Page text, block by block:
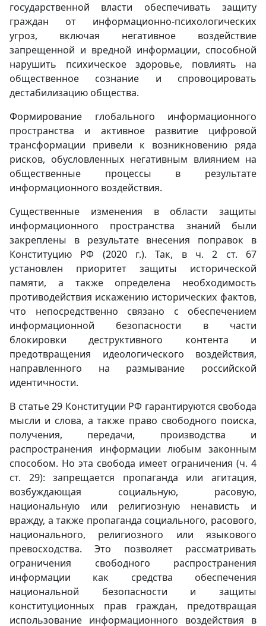
государственной власти обеспечивать защиту
граждан от информационно-психологических
угроз, включая негативное воздействие
запрещенной и вредной информации, способной
нарушить психическое здоровье, повлиять на
общественное сознание и спровоцировать
дестабилизацию общества.
Формирование глобального информационного
пространства и активное развитие цифровой
трансформации привели к возникновению ряда
рисков, обусловленных негативным влиянием на
общественные процессы в результате
информационного воздействия.
Существенные изменения в области защиты
информационного пространства знаний были
закреплены в результате внесения поправок в
Конституцию РФ (2020 г.). Так, в ч. 2 ст. 67
установлен приоритет защиты исторической
памяти, а также определена необходимость
противодействия искажению исторических фактов,
что непосредственно связано с обеспечением
информационной безопасности в части
блокировки деструктивного контента и
предотвращения идеологического воздействия,
направленного на размывание российской
идентичности.
В статье 29 Конституции РФ гарантируются свобода
мысли и слова, а также право свободного поиска,
получения, передачи, производства и
распространения информации любым законным
способом. Но эта свобода имеет ограничения (ч. 4
ст. 29): запрещается пропаганда или агитация,
возбуждающая социальную, расовую,
национальную или религиозную ненависть и
вражду, а также пропаганда социального, расового,
национального, религиозного или языкового
превосходства. Это позволяет рассматривать
ограничения свободного распространения
информации как средства обеспечения
национальной безопасности и защиты
конституционных прав граждан, предотвращая
использование информационного воздействия в